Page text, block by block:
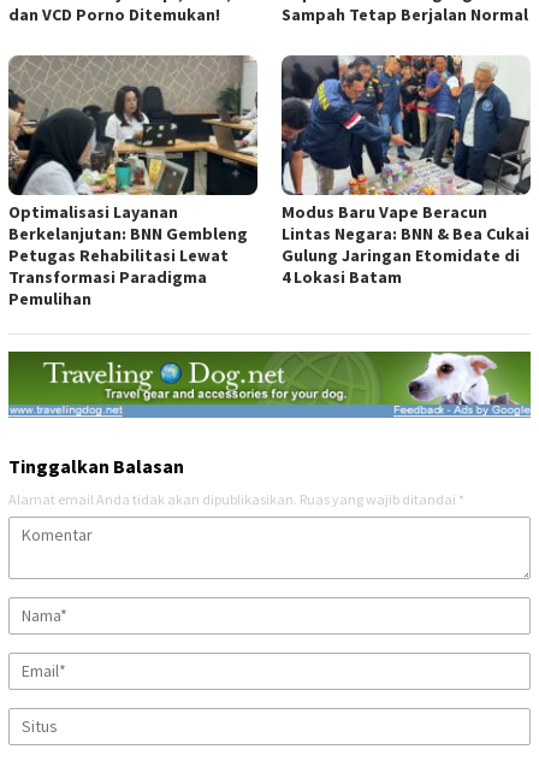
dan VCD Porno Ditemukan!
Sampah Tetap Berjalan Normal
Optimalisasi Layanan
Berkelanjutan: BNN Gembleng
Petugas Rehabilitasi Lewat
Transformasi Paradigma
Pemulihan
Modus Baru Vape Beracun
Lintas Negara: BNN & Bea Cukai
Gulung Jaringan Etomidate di
4 Lokasi Batam
Tinggalkan Balasan
Alamat email Anda tidak akan dipublikasikan. Ruas yang wajib ditandai *